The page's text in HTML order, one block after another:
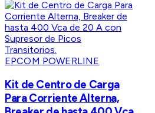
EPCOM POWERLINE
Kit de Centro de Carga
Para Corriente Alterna,